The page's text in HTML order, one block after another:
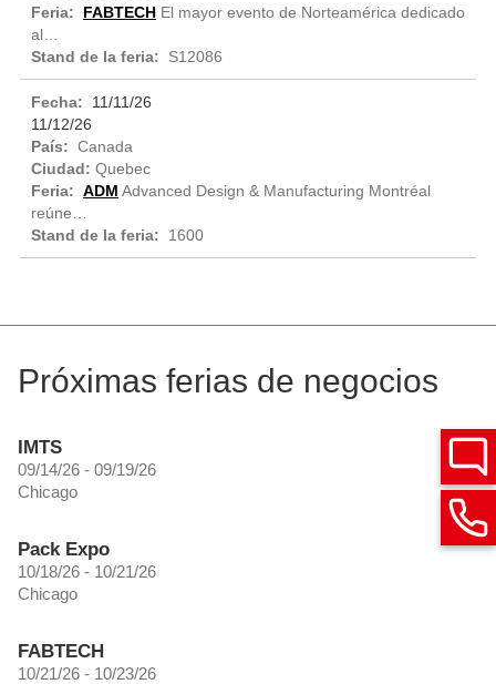
FABTECH El mayor evento de Norteamérica dedicado
al…
S12086
11/11/26
11/12/26
Canada
Quebec
ADM Advanced Design & Manufacturing Montréal
reúne…
1600
Próximas ferias de negocios
IMTS
09/14/26 - 09/19/26
Chicago
Pack Expo
10/18/26 - 10/21/26
Chicago
FABTECH
10/21/26 - 10/23/26